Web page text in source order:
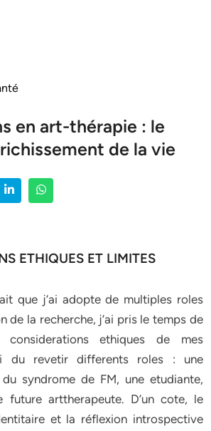
en art-thérapie : le
de la vie
ETHIQUES ET LIMITES
que j’ai adopte de multiples roles
de la recherche, j’ai pris le temps de
ethiques de mes
du revetir differents roles : une
syndrome de FM, une etudiante,
future arttherapeute. D’un cote, le
et la réflexion introspective